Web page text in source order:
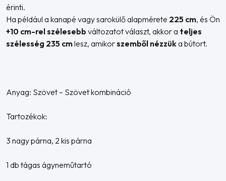
érinti.
Ha például a kanapé vagy sarokülő alapmérete 225 cm, és Ön
+10 cm-rel szélesebb változatot választ, akkor a teljes
szélesség 235 cmlesz, amikorszemből nézzüka bútort.
Anyag: Szövet – Szövet kombináció
Tartozékok:
3 nagy párna, 2 kis párna
1 db tágas ágyneműtartó